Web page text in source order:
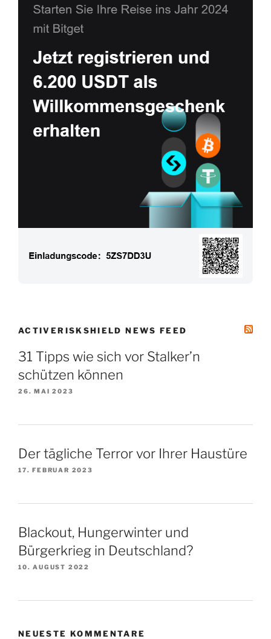
ACTIVERISKSHIELD NEWS FEED
31 Tipps wie sich vor Stalker’n
schützen können
26. MAI 2023
Der tägliche Terror vor Ihrer Haustüre
17. FEBRUAR 2023
Blackout, Hungerwinter und
Bürgerkrieg in Deutschland?
10. AUGUST 2022
NEUESTE KOMMENTARE